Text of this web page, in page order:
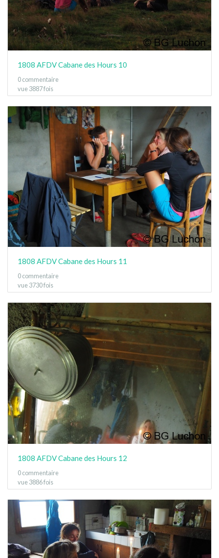
1808 AFDV Cabane des Hours 10
0 commentaire
vue 3887 fois
1808 AFDV Cabane des Hours 11
0 commentaire
vue 3730 fois
1808 AFDV Cabane des Hours 12
0 commentaire
vue 3886 fois